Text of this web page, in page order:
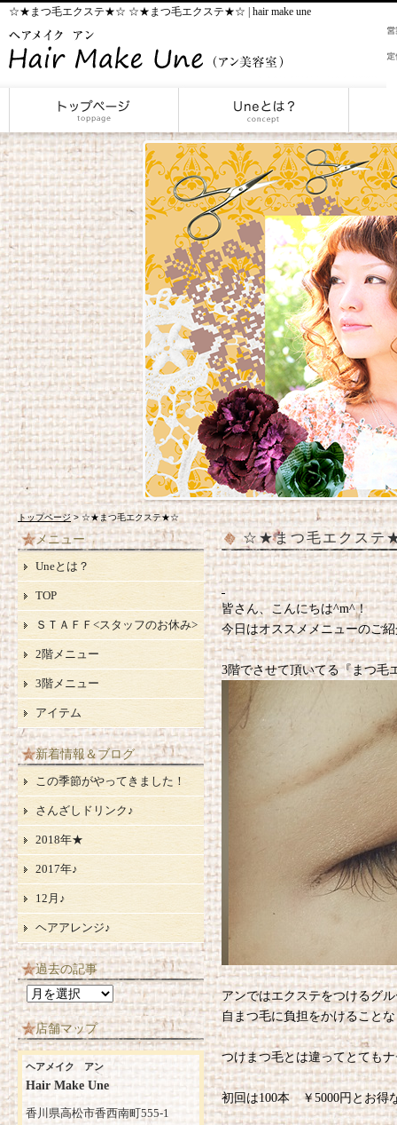
☆★まつ毛エクステ★☆ ☆★まつ毛エクステ★☆ | hair make une
トップページ> ☆★まつ毛エクステ★☆
☆★まつ毛エクス
皆さん、こんにちは^m^！
今日はオススメメニューのご
3階でさせて頂いてる『まつ毛
アンではエクステをつけるグ
自まつ毛に負担をかけること
つけまつ毛とは違ってとても
初回は100本 ￥5000円とお得
メニュー
Uneとは？
TOP
ＳＴＡＦＦ<スタッフのお休み>
2階メニュー
3階メニュー
アイテム
新着情報＆ブログ
この季節がやってきました！
さんざしドリンク♪
2018年★
2017年♪
12月♪
ヘアアレンジ♪
過去の記事
過
去
の
記
店舗マップ
ヘアメイク アン
Hair Make Une
香川県高松市香西南町555-1